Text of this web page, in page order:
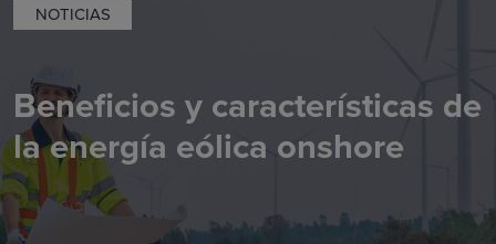
NOTICIAS
Beneficios y características de
la energía eólica onshore